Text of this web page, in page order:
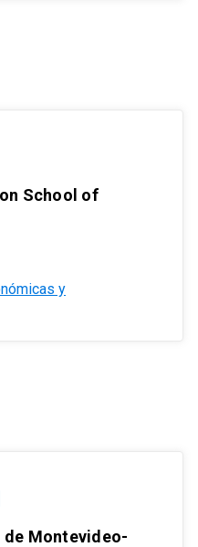
School of
y
de Montevideo-